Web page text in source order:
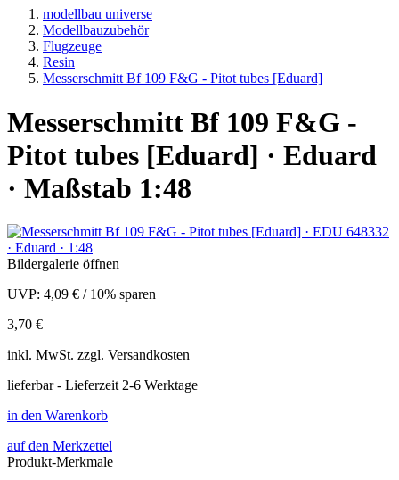
modellbau universe
Modellbauzubehör
Flugzeuge
Resin
Messerschmitt Bf 109 F&G - Pitot tubes [Eduard]
Messerschmitt Bf 109 F&G -
Pitot tubes [Eduard] · Eduard
· Maßstab 1:48
Bildergalerie öffnen
UVP: 4,09 € / 10% sparen
3,70 €
inkl. MwSt. zzgl. Versandkosten
lieferbar - Lieferzeit 2-6 Werktage
in den Warenkorb
auf den Merkzettel
Produkt-Merkmale